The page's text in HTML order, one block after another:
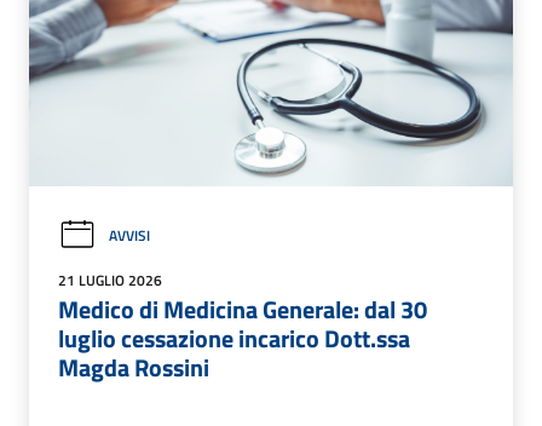
AVVISI
21 LUGLIO 2026
Medico di Medicina Generale: dal 30
luglio cessazione incarico Dott.ssa
Magda Rossini